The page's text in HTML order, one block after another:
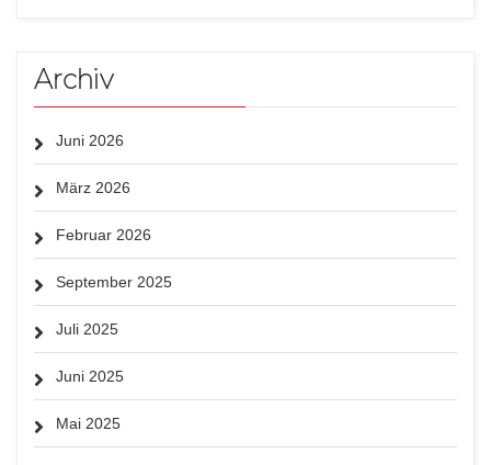
Archiv
Juni 2026
März 2026
Februar 2026
September 2025
Juli 2025
Juni 2025
Mai 2025